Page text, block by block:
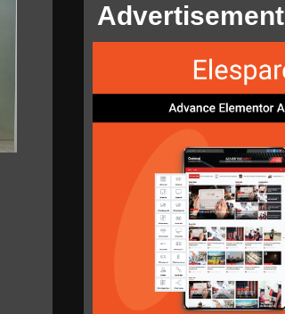
Advertisement